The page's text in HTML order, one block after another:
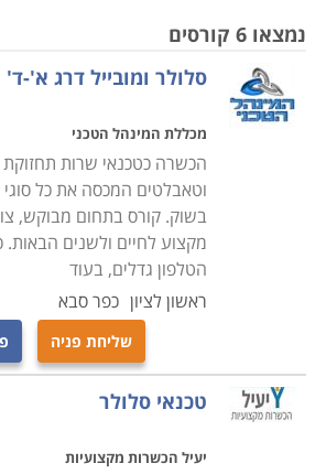
הלימודים כוללים ידע מעשי
אלקטרוניקה, חשמל, מערכות
תקלות, כרטיסים אלקטרונים ועוד, הקורס
ומעמיק מהבסיס, כך שאין כל צורך
שעולם זה מרתק בעניו, יוכל למצוא
בסיום ההכשרה.
הקורס מתאים לחיילים
המקצועית, שכן בתוך קורס קצר של
בסיומו תעודה מקצועית אשר
להשתלב באחד מהחברות הרבות
פרטיות, כך שאפשרויות התעסוקה הינן
גם השכר משתלם.
קורס טכנאי סלולר להסבה מקצועית
נמצאו 6 קורסים
סלולר ומובייל דרג א'-
מכללת המינהל הטכני
הכשרה כטכנאי שרות תחזוקת
וטאבלטים המכסה את כל סוגי
בשוק. קורס בתחום מבוקש,
מקצוע לחיים ולשנים
הטלפון גדלים, בעוד
ראשון לציון כפר סבא
שליחת פניה
טכנאי סלולר
יעיל הכשרות מקצועיות